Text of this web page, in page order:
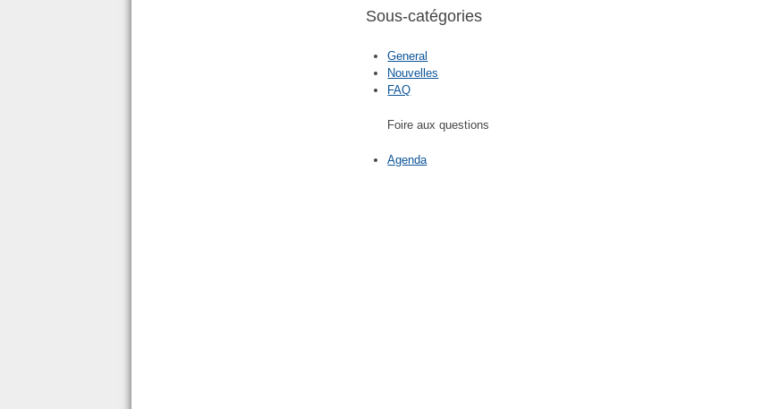
Sous-catégories
General
Nouvelles
FAQ
Foire aux questions
Agenda